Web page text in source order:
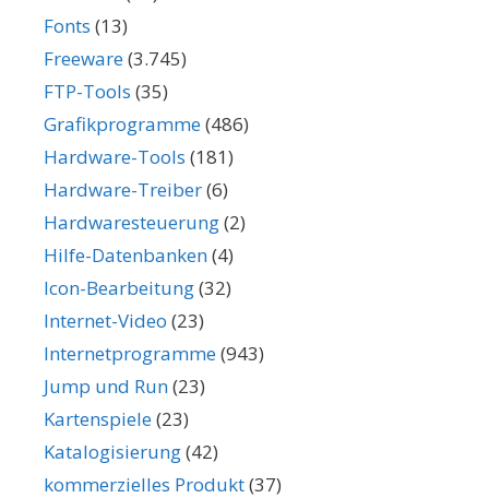
Fonts (13)
Freeware(3.745)
FTP-Tools (35)
Grafikprogramme(486)
Hardware-Tools (181)
Hardware-Treiber(6)
Hardwaresteuerung(2)
Hilfe-Datenbanken(4)
Icon-Bearbeitung(32)
Internet-Video (23)
Internetprogramme(943)
Jump und Run(23)
Kartenspiele(23)
Katalogisierung(42)
kommerzielles Produkt(37)